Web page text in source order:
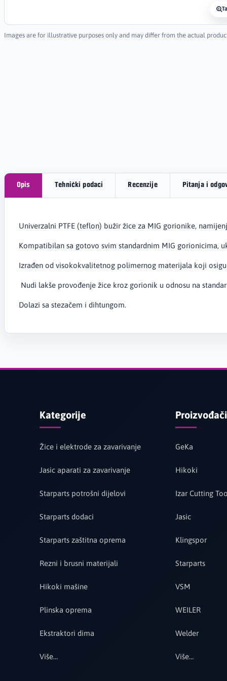
Images are for illustrative purposes only and may differ from the actual
Opis Tehnički podaci Recenzije Pitanja i
Univerzalni PTFE (teflon) bužir žice za MIG gorionike,
Kompatibilan sa gotovo svim standardnim MIG gorionicima,
Izrađen od visokokvalitetnog polimernog materijala koji
Nudi lakše provođenje žice kroz gorionik u odnosu na
Dolazi sa stezačem i dihtungom.
Kategorije
Žice i elektrode za zavarivanje
Jasic aparati za zavarivanje
Starparts potrošni dijelovi
Starparts dodaci
Starparts zaštitna oprema
Rezni i brusni materijali
Hikoki mašine
Plinska oprema
Ekstraktori dima
Više…
Proizvođači
GeKa
Hikoki
Izar Cutting
Jasic
Klingspor
Starparts
VSM
WEILER
Welder
Više…